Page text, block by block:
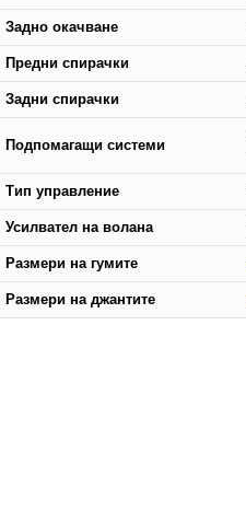
Задно окачване
Предни спирачки
Задни спирачки
Подпомагащи системи
Тип управление
Усилвател на волана
Размери на гумите
Размери на джантите